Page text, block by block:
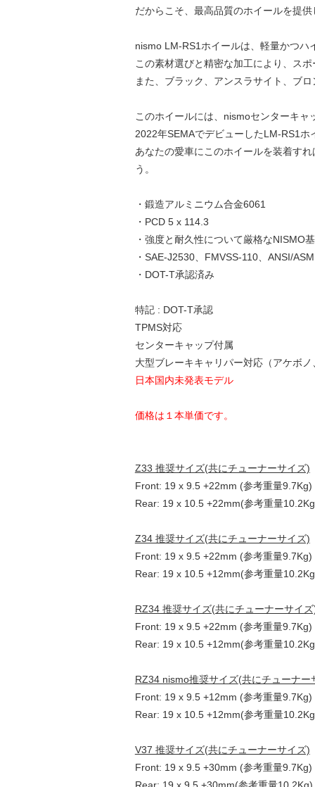
だからこそ、最高品質のホイールを提
nismo LM-RS1ホイールは、軽量かつ
この素材選びと精密な加工により、ス
また、ブラック、アンスラサイト、ブ
このホイールには、nismoセンターキ
2022年SEMAでデビューしたLM-RS1
あなたの愛車にこのホイールを装着す
う。
・鍛造アルミニウム合金6061
・PCD 5 x 114.3
・強度と耐久性について厳格なNISMO
・SAE-J2530、FMVSS-110、ANSI/
・DOT-T承認済み
特記 : DOT-T承認
TPMS対応
センターキャップ付属
大型ブレーキキャリパー対応（アケボ
日本国内未発表モデル
価格は１本単価です。
Z33 推奨サイズ(共にチューナーサイズ)
Front: 19 x 9.5 +22mm (参考重量9.7Kg)
Rear: 19 x 10.5 +22mm(参考重量
Z34 推奨サイズ(共にチューナーサイズ)
Front: 19 x 9.5 +22mm (参考重量9.7Kg)
Rear: 19 x 10.5 +12mm(参考重量
RZ34 推奨サイズ(共にチューナーサイ
Front: 19 x 9.5 +22mm (参考重量9.7Kg)
Rear: 19 x 10.5 +12mm(参考重量
RZ34 nismo推奨サイズ(共にチューナー
Front: 19 x 9.5 +12mm (参考重量9.7Kg)
Rear: 19 x 10.5 +12mm(参考重量
V37 推奨サイズ(共にチューナーサイズ)
Front: 19 x 9.5 +30mm (参考重量9.7Kg)